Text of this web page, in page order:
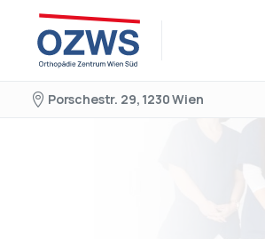
Porschestr. 29, 1230 Wien